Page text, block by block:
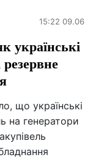
15:22 09.06
українські
що українські
на генератори